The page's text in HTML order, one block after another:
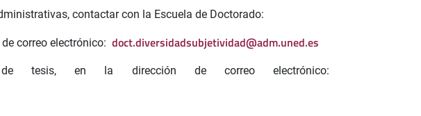
contactar con la Escuela de Doctorado:
correo electrónico: doct.diversidadsubjetividad@adm.uned.es
tesis, en la dirección de correo electrónico: